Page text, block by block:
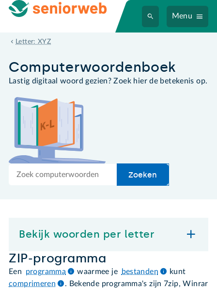
Menu
Letter: XYZ
ZIP-programma
Computer­woordenboek
Lastig digitaal woord gezien? Zoek hier de betekenis op.
Zoek
Zoeken
Bekijk woorden per letter
ZIP-programma
Een programma waarmee je bestanden
kunt
comprimeren
. Bekende programma's zijn 7zip, Winrar